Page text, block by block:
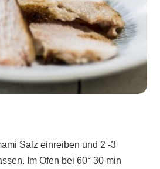
Salz einreiben und 2 -3
Im Ofen bei 60° 30 min